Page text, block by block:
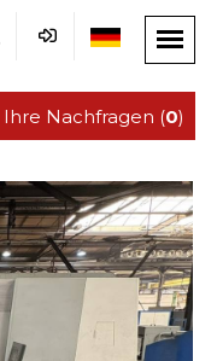
Ihre Nachfragen (0)